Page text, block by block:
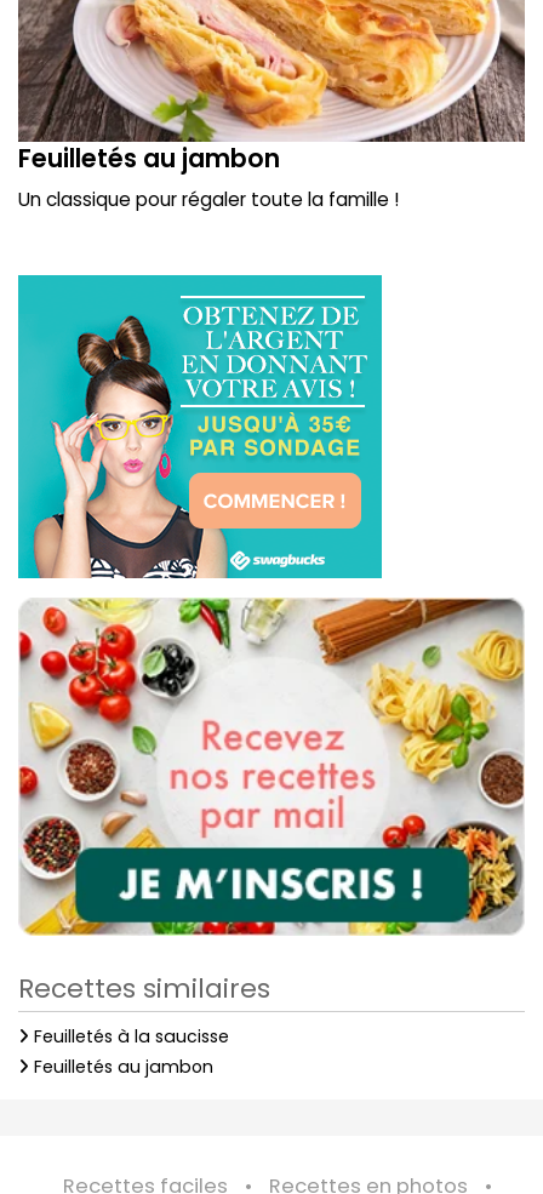
Feuilletés au jambon
Un classique pour régaler toute la famille !
Recettes similaires
Feuilletés à la saucisse
Feuilletés au jambon
Recettes faciles Recettes en photos